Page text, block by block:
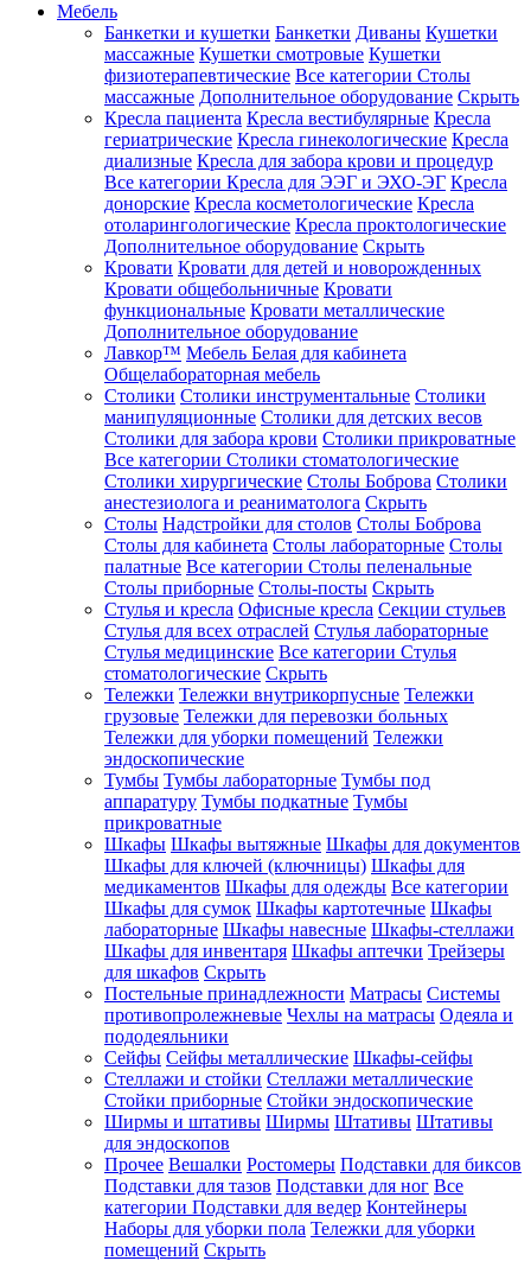
Мебель
Банкетки и кушетки Банкетки Диваны Кушетки
массажные Кушетки смотровые Кушетки
физиотерапевтические Все категории Столы
массажные Дополнительное оборудование Скрыть
Кресла пациента Кресла вестибулярные Кресла
гериатрические Кресла гинекологические Кресла
диализные Кресла для забора крови и процедур
Все категории Кресла для ЭЭГ и ЭХО-ЭГ Кресла
донорские Кресла косметологические Кресла
отоларингологические Кресла проктологические
Дополнительное оборудование Скрыть
Кровати Кровати для детей и новорожденных
Кровати общебольничные Кровати
функциональные Кровати металлические
Дополнительное оборудование
Лавкор™ Мебель Белая для кабинета
Общелабораторная мебель
Столики Столики инструментальные Столики
манипуляционные Столики для детских весов
Столики для забора крови Столики прикроватные
Все категории Столики стоматологические
Столики хирургические Столы Боброва Столики
анестезиолога и реаниматолога Скрыть
Столы Надстройки для столов Столы Боброва
Столы для кабинета Столы лабораторные Столы
палатные Все категории Столы пеленальные
Столы приборные Столы-посты Скрыть
Стулья и кресла Офисные кресла Секции стульев
Стулья для всех отраслей Стулья лабораторные
Стулья медицинские Все категории Стулья
стоматологические Скрыть
Тележки Тележки внутрикорпусные Тележки
грузовые Тележки для перевозки больных
Тележки для уборки помещений Тележки
эндоскопические
Тумбы Тумбы лабораторные Тумбы под
аппаратуру Тумбы подкатные Тумбы
прикроватные
Шкафы Шкафы вытяжные Шкафы для документов
Шкафы для ключей (ключницы) Шкафы для
медикаментов Шкафы для одежды Все категории
Шкафы для сумок Шкафы картотечные Шкафы
лабораторные Шкафы навесные Шкафы-стеллажи
Шкафы для инвентаря Шкафы аптечки Трейзеры
для шкафов Скрыть
Постельные принадлежности Матрасы Системы
противопролежневые Чехлы на матрасы Одеяла и
пододеяльники
Сейфы Сейфы металлические Шкафы-сейфы
Стеллажи и стойки Стеллажи металлические
Стойки приборные Стойки эндоскопические
Ширмы и штативы Ширмы Штативы Штативы
для эндоскопов
Прочее Вешалки Ростомеры Подставки для биксов
Подставки для тазов Подставки для ног Все
категории Подставки для ведер Контейнеры
Наборы для уборки пола Тележки для уборки
помещений Скрыть